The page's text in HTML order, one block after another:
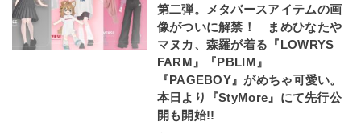
第二弾。メタバースアイテムの画
像がついに解禁！ まめひなたや
マヌカ、森羅が着る『LOWRYS
FARM』『PBLIM』
『PAGEBOY』がめちゃ可愛い。
本日より『StyMore』にて先行公
開も開始!!